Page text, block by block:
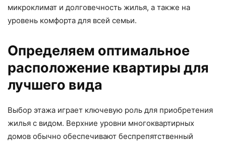
микроклимат и долговечность жилья, а также на
уровень комфорта для всей семьи.
Определяем оптимальное
расположение квартиры для
лучшего вида
Выбор этажа играет ключевую роль для приобретения
жилья с видом. Верхние уровни многоквартирных
домов обычно обеспечивают беспрепятственный